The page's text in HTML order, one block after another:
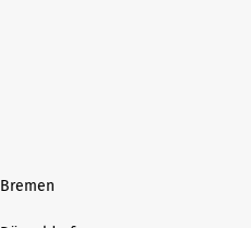
Bremen